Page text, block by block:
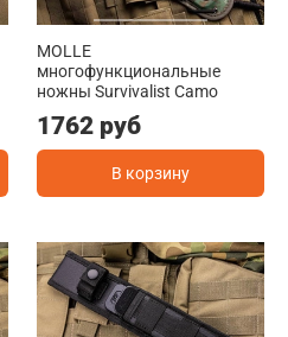
MOLLE
многофункциональные
ножны Survivalist Camo
1762 руб
В корзину